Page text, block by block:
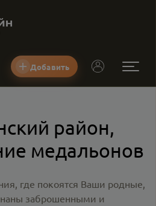
Добавить
район,
медальонов
где покоятся Ваши родные,
заброшенными и